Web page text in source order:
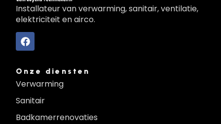
Installateur van verwarming, sanitair, ventilatie,
elektriciteit en airco.
Onze diensten
Verwarming
Sanitair
Badkamerrenovaties